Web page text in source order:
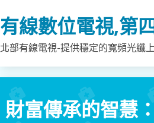
to
content
有線數位電視,第
北部有線電視-提供穩定的寬頻光纖
財富傳承的智慧